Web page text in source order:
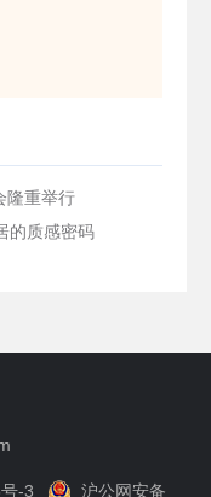
隆重举行
的质感密码
-3 沪公网安备